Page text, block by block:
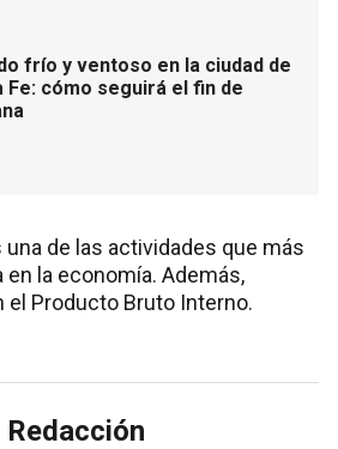
frío y ventoso en la ciudad de
Fe: cómo seguirá el fin de
de las actividades que más
la economía. Además,
el Producto Bruto Interno.